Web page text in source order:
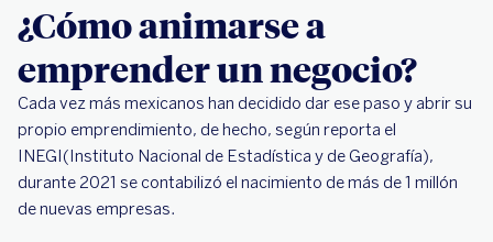
¿Qué se necesita para emprender un negocio
¿Cómo animarse a
emprender un negocio?
Cada vez más mexicanos han decidido dar ese paso y abrir su
propio emprendimiento, de hecho, según reporta el
INEGI(Instituto Nacional de Estadística y de Geografía),
durante 2021 se contabilizó el nacimiento de más de 1 millón
de nuevas empresas.